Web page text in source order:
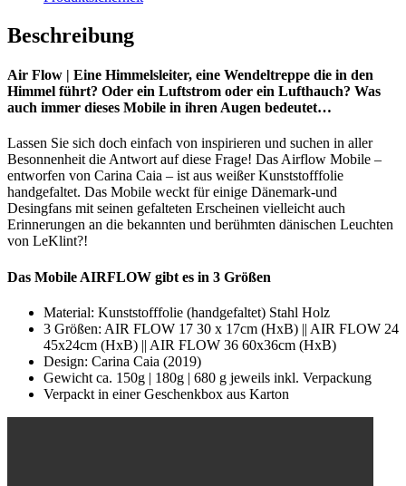
Beschreibung
Air Flow | Eine Himmelsleiter, eine Wendeltreppe die in den
Himmel führt? Oder ein Luftstrom oder ein Lufthauch? Was
auch immer dieses Mobile in ihren Augen bedeutet…
Lassen Sie sich doch einfach von inspirieren und suchen in aller
Besonnenheit die Antwort auf diese Frage! Das Airflow Mobile –
entworfen von Carina Caia – ist aus weißer Kunststofffolie
handgefaltet. Das Mobile weckt für einige Dänemark-und
Desingfans mit seinen gefalteten Erscheinen vielleicht auch
Erinnerungen an die bekannten und berühmten dänischen Leuchten
von LeKlint?!
Das Mobile AIRFLOW gibt es in 3 Größen
Material: Kunststofffolie (handgefaltet) Stahl Holz
3 Größen: AIR FLOW 17 30 x 17cm (HxB) || AIR FLOW 24
45x24cm (HxB) || AIR FLOW 36 60x36cm (HxB)
Design: Carina Caia (2019)
Gewicht ca. 150g | 180g | 680 g jeweils inkl. Verpackung
Verpackt in einer Geschenkbox aus Karton